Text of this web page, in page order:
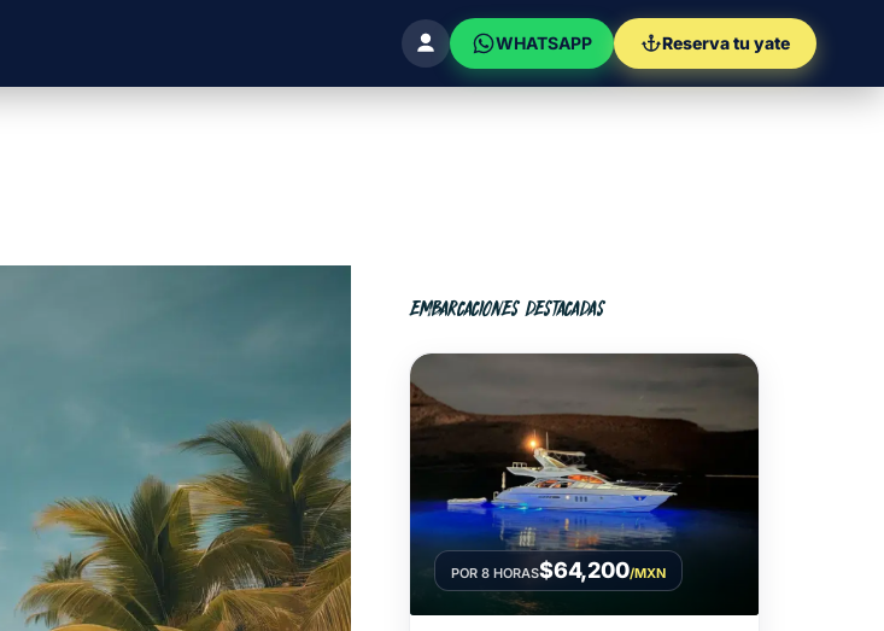
WHATSAPP Reserva tu yate
EMBARCACIONES DESTACADAS
POR 8 HORAS$64,200/MXN